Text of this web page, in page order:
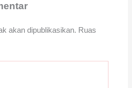
akan dipublikasikan. Ruas